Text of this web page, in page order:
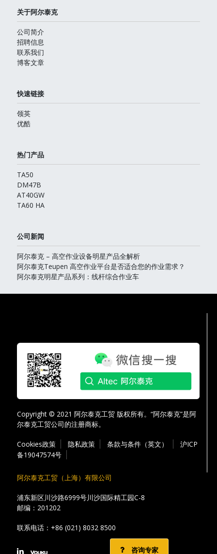
关于阿尔泰克
公司简介
招聘信息
联系我们
博客文章
快速链接
领英
优酷
热门产品
TA50
DM47B
AT40GW
TA60 HA
公司新闻
阿尔泰克 – 高空作业设备明星产品全解析
阿尔泰克Teupen 高空作业平台是否适合您的作业需求？
阿尔泰克明星产品系列：线杆综合作业车
咨询专家
Copyright © 2021 阿尔泰克工贸 版权所有。“阿尔泰克”是阿
尔泰克工贸公司的注册商标。
Cookies政策 隐私政策 条款与条件（英文）
沪ICP
备19047574号
阿尔泰克工贸（上海）有限公司
浦东新区川沙路6999号川沙国际精工园C-8
邮编：201202
联系电话： +86 (021) 8032 8500